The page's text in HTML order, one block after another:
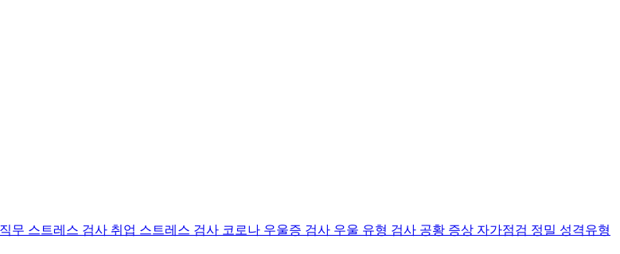
직무 스트레스 검사 취업 스트레스 검사 코로나 우울증 검사 우울 유형 검사 공황 증상 자가점검 정밀 성격유형